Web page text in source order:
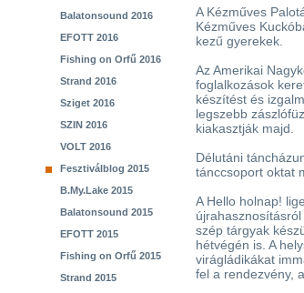
Balatonsound 2016
EFOTT 2016
Fishing on Orfű 2016
Strand 2016
Sziget 2016
SZIN 2016
VOLT 2016
Fesztiválblog 2015
B.My.Lake 2015
Balatonsound 2015
EFOTT 2015
Fishing on Orfű 2015
Strand 2015
A Kézműves
Kézműves
kezű gyerekek.
Az Amerikai
foglalkozások
készítést és
legszebb
kiakasztják majd.
Délutáni
tánccsoport oktat
A Hello holnap!
szép tárgyak
hétvégén is. A
virágládikákat
fel a rendezvény,